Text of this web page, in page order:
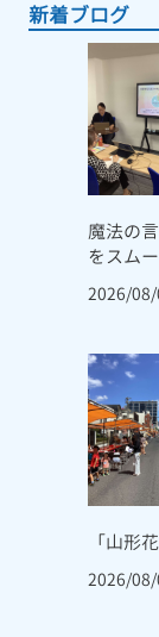
新着ブログ
魔法の
をスム
2026/08/
「山形
2026/08/